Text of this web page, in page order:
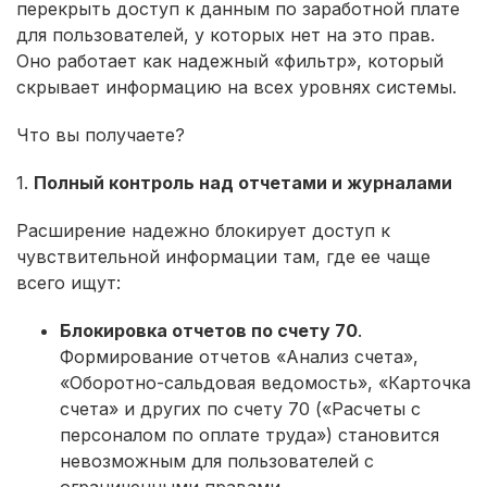
перекрыть доступ к данным по заработной плате
для пользователей, у которых нет на это прав.
Оно работает как надежный «фильтр», который
скрывает информацию на всех уровнях системы.
Что вы получаете?
1. Полный контроль над отчетами и журналами
Расширение надежно блокирует доступ к
чувствительной информации там, где ее чаще
всего ищут:
Блокировка отчетов по счету 70.
Формирование отчетов «Анализ счета»,
«Оборотно-сальдовая ведомость», «Карточка
счета» и других по счету 70 («Расчеты с
персоналом по оплате труда») становится
невозможным для пользователей с